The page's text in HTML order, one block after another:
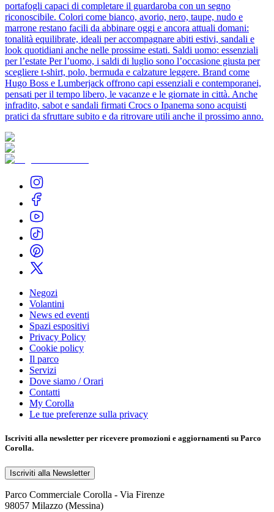
portafogli capaci di completare il guardaroba con un segno
riconoscibile. Colori come bianco, avorio, nero, taupe, nudo e
marrone restano facili da abbinare oggi e ancora attuali domani:
tonalità equilibrate, ideali per accompagnare abiti estivi, sandali e
look quotidiani anche nelle prossime estati. Saldi uomo: essenziali
per l’estate Per l’uomo, i saldi di luglio sono l’occasione giusta per
scegliere t-shirt, polo, bermuda e calzature leggere. Brand come
Hugo Boss e Lumberjack offrono capi essenziali e contemporanei,
pensati per il tempo libero, le vacanze e le giornate in città. Anche
infradito, sabot e sandali firmati Crocs o Ipanema sono acquisti
pratici da sfruttare subito e da ritrovare utili anche il prossimo anno.
Negozi
Volantini
News ed eventi
Spazi espositivi
Privacy Policy
Cookie policy
Il parco
Servizi
Dove siamo / Orari
Contatti
My Corolla
Le tue preferenze sulla privacy
Iscriviti alla newsletter per ricevere promozioni e aggiornamenti su Parco
Corolla.
Iscriviti alla Newsletter
Parco Commerciale Corolla - Via Firenze
98057 Milazzo (Messina)